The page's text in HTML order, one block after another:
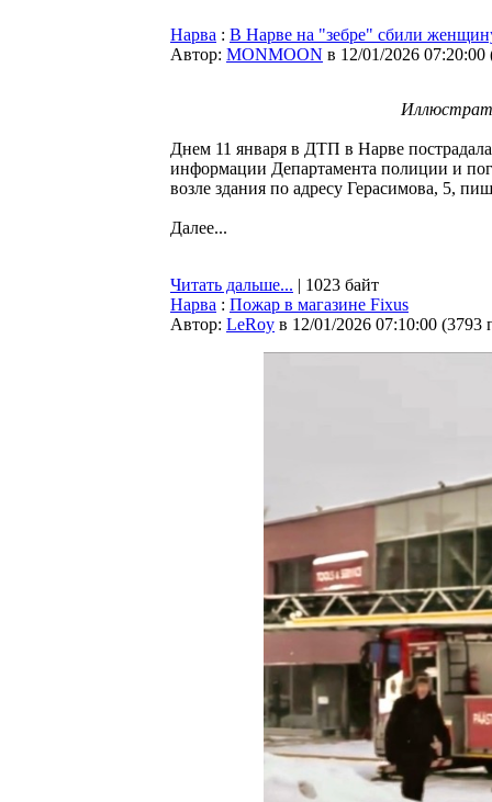
Нарва : В Нарве на "зебре" сбили
Автор: MONMOON в 12/01/2026 07:20:00
Днем 11 января в ДТП в Нарве
информации Департамента полиции и
возле здания по адресу Герасимова, 5,
Далее...
Читать дальше... | 1023 байт
Нарва : Пожар в магазине Fixus
Автор: LeRoy в 12/01/2026 07:10:00 (3793